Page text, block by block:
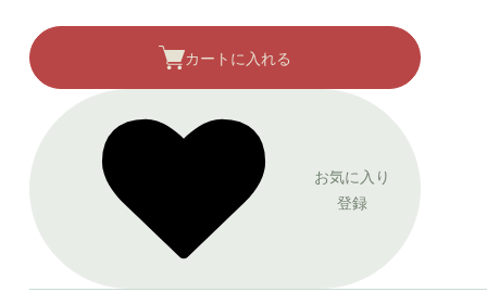
カートに入れる
お気に入り
登録